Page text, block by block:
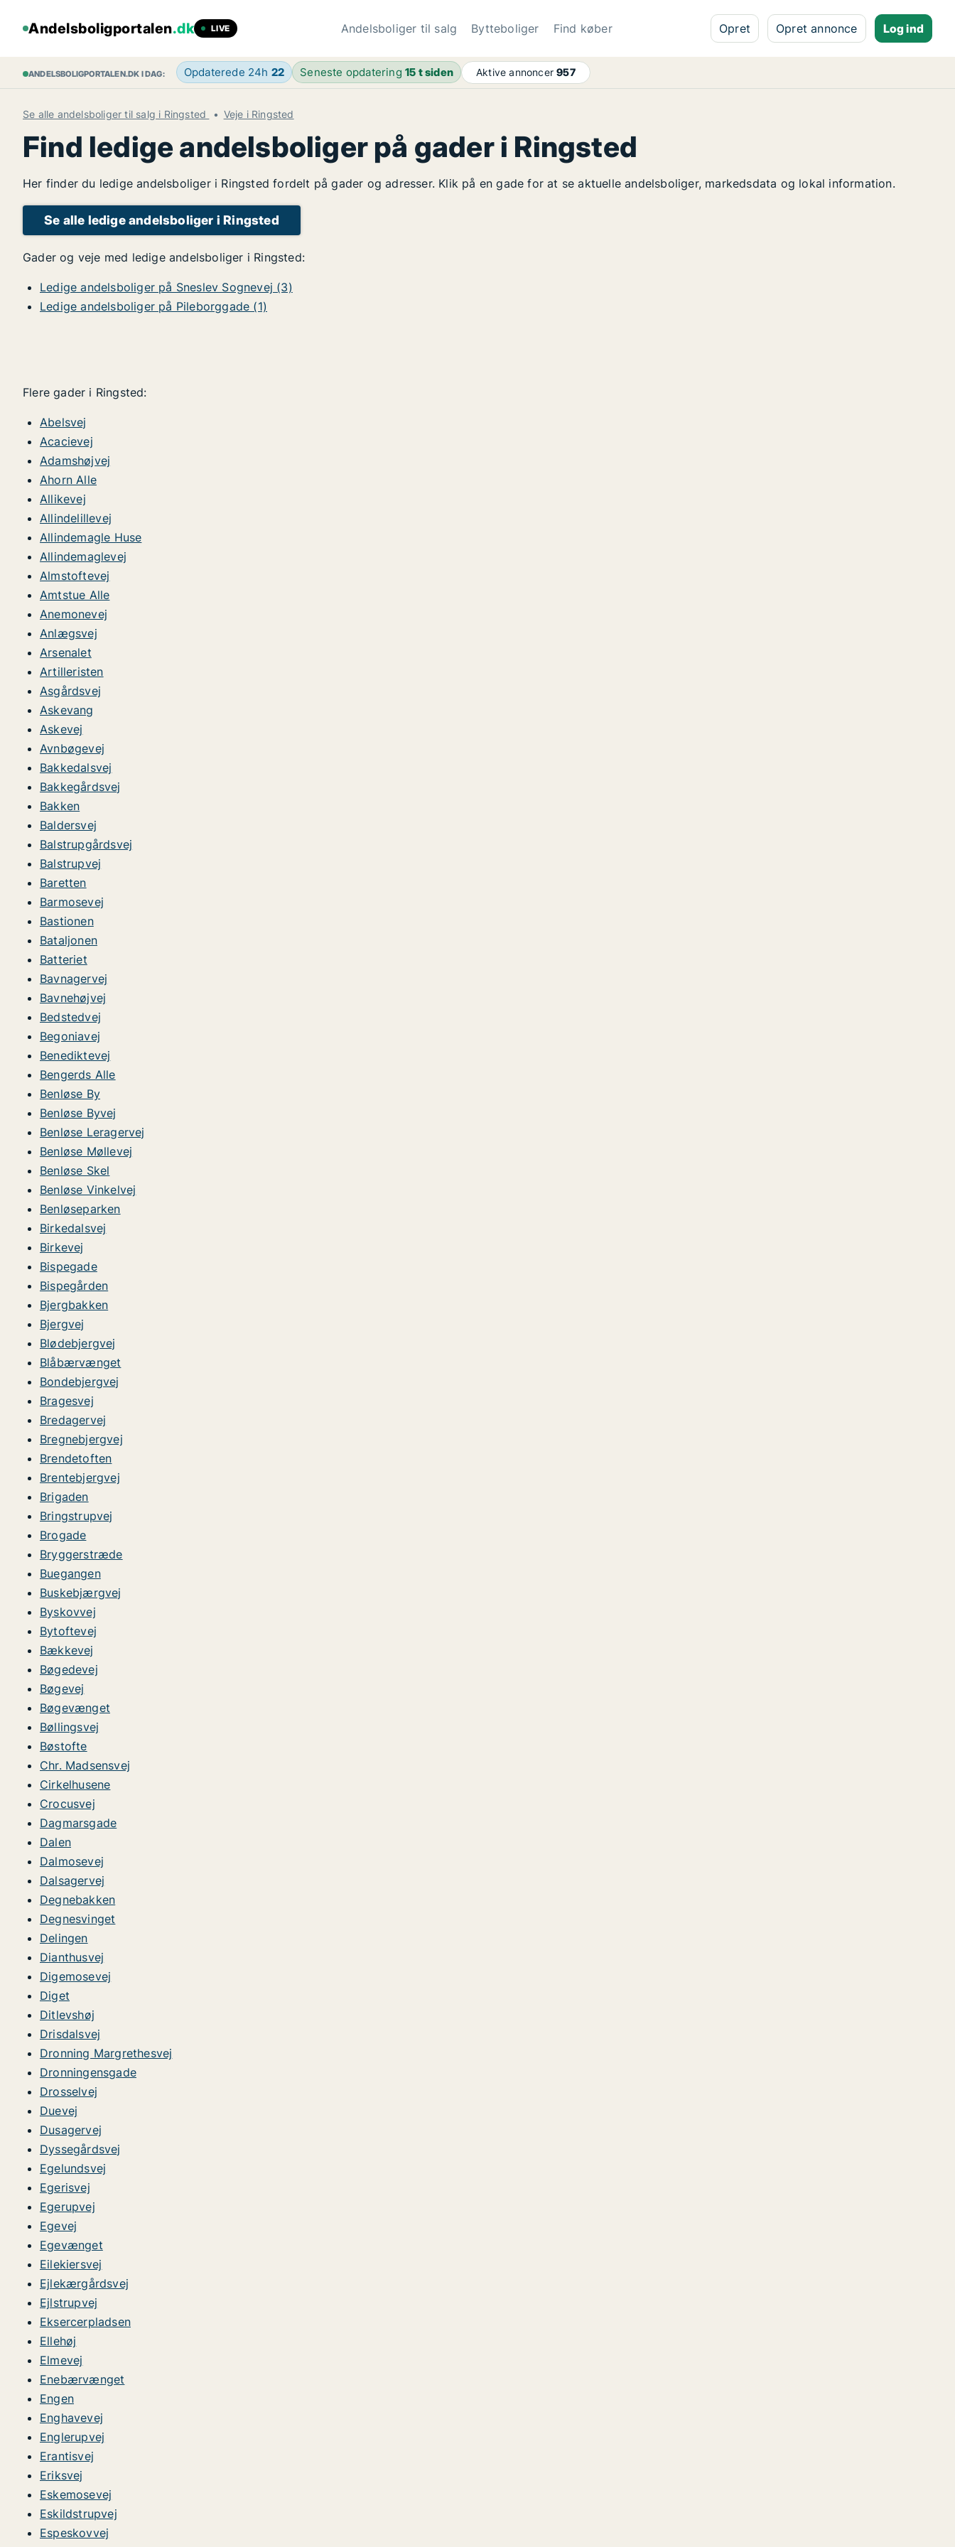
Andelsboligportalen.dk LIVE Andelsboliger til salg Bytteboliger Find køber Opret Opret annonce Log ind
ANDELSBOLIGPORTALEN.DK I DAG: Opdaterede 24h 22 Seneste opdatering15 t siden Aktive annoncer957
Se alle andelsboliger til salg i Ringsted Veje i Ringsted
Find ledige andelsboliger på gader i Ringsted
Her finder du ledige andelsboliger i Ringsted fordelt på gader og adresser. Klik på en gade for at se aktuelle andelsboliger, markedsdata og lokal information.
Se alle ledige andelsboliger i Ringsted
Gader og veje med ledige andelsboliger i Ringsted:
Ledige andelsboliger på Sneslev Sognevej (3)
Ledige andelsboliger på Pileborggade (1)
Flere gader i Ringsted:
Abelsvej
Acacievej
Adamshøjvej
Ahorn Alle
Allikevej
Allindelillevej
Allindemagle Huse
Allindemaglevej
Almstoftevej
Amtstue Alle
Anemonevej
Anlægsvej
Arsenalet
Artilleristen
Asgårdsvej
Askevang
Askevej
Avnbøgevej
Bakkedalsvej
Bakkegårdsvej
Bakken
Baldersvej
Balstrupgårdsvej
Balstrupvej
Baretten
Barmosevej
Bastionen
Bataljonen
Batteriet
Bavnagervej
Bavnehøjvej
Bedstedvej
Begoniavej
Benediktevej
Bengerds Alle
Benløse By
Benløse Byvej
Benløse Leragervej
Benløse Møllevej
Benløse Skel
Benløse Vinkelvej
Benløseparken
Birkedalsvej
Birkevej
Bispegade
Bispegården
Bjergbakken
Bjergvej
Blødebjergvej
Blåbærvænget
Bondebjergvej
Bragesvej
Bredagervej
Bregnebjergvej
Brendetoften
Brentebjergvej
Brigaden
Bringstrupvej
Brogade
Bryggerstræde
Buegangen
Buskebjærgvej
Byskovvej
Bytoftevej
Bækkevej
Bøgedevej
Bøgevej
Bøgevænget
Bøllingsvej
Bøstofte
Chr. Madsensvej
Cirkelhusene
Crocusvej
Dagmarsgade
Dalen
Dalmosevej
Dalsagervej
Degnebakken
Degnesvinget
Delingen
Dianthusvej
Digemosevej
Diget
Ditlevshøj
Drisdalsvej
Dronning Margrethesvej
Dronningensgade
Drosselvej
Duevej
Dusagervej
Dyssegårdsvej
Egelundsvej
Egerisvej
Egerupvej
Egevej
Egevænget
Eilekiersvej
Ejlekærgårdsvej
Ejlstrupvej
Eksercerpladsen
Ellehøj
Elmevej
Enebærvænget
Engen
Enghavevej
Englerupvej
Erantisvej
Eriksvej
Eskemosevej
Eskildstrupvej
Espeskovvej